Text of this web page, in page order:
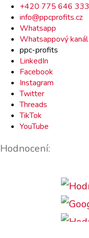
Rychlý
kontakt
+420 775 646 333
info@ppcprofits.cz
Whatsapp
Whatsappový kanál
ppc-profits
LinkedIn
Facebook
Instagram
Twitter
Threads
TikTok
YouTube
Hodnocení: